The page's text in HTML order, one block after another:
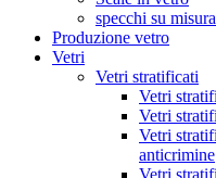
specchi su misura
Produzione vetro
Vetri
Vetri stratificati
Vetri
Vetri
Vetri
anticrimine
Vetri